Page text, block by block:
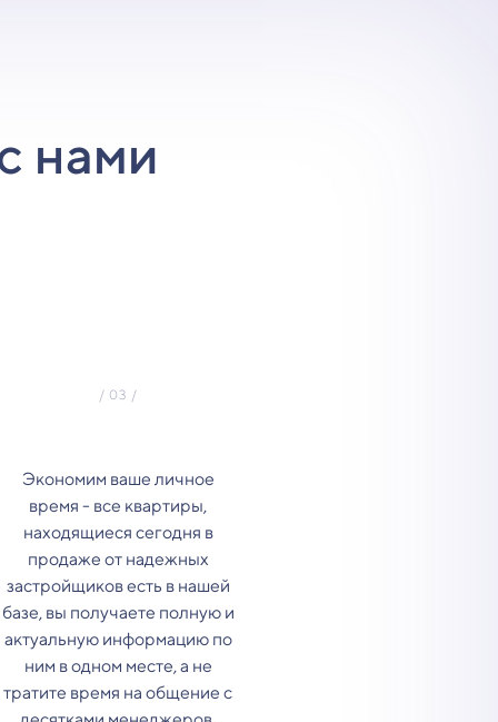
нами
Экономим ваше личное
время - все квартиры,
находящиеся сегодня в
продаже от надежных
застройщиков есть в нашей
базе, вы получаете полную и
актуальную информацию по
ним в одном месте, а не
тратите время на общение с